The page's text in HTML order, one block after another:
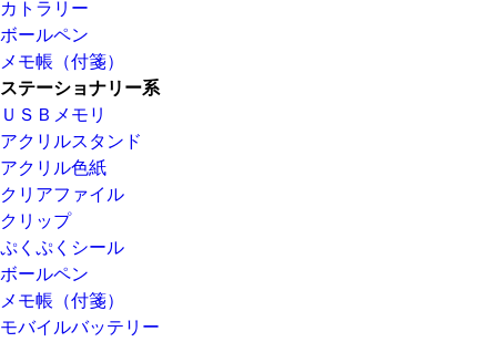
カトラリー
ボールペン
メモ帳（付箋）
ステーショナリー系
ＵＳＢメモリ
アクリルスタンド
アクリル色紙
クリアファイル
クリップ
ぷくぷくシール
ボールペン
メモ帳（付箋）
モバイルバッテリー